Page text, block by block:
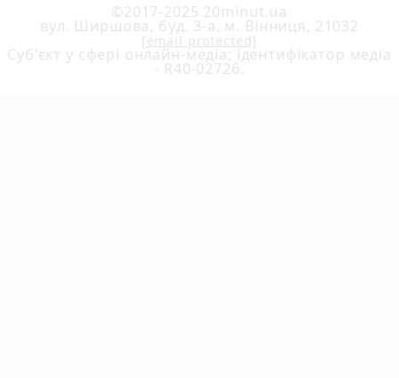
©2017-2025 20minut.ua
вул. Ширшова, буд. 3-а, м. Вінниця, 21032
[email protected]
Cуб'єкт у сфері онлайн-медіа; ідентифікатор медіа
- R40-02726.